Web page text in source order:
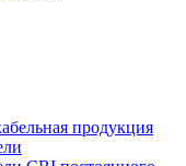
продукция